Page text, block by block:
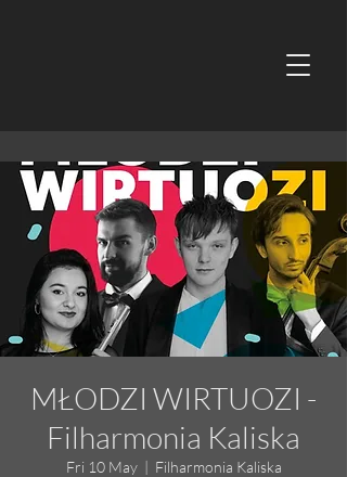
MŁODZI WIRTUOZI -
Filharmonia Kaliska
Fri 10 May
  |
Filharmonia Kaliska